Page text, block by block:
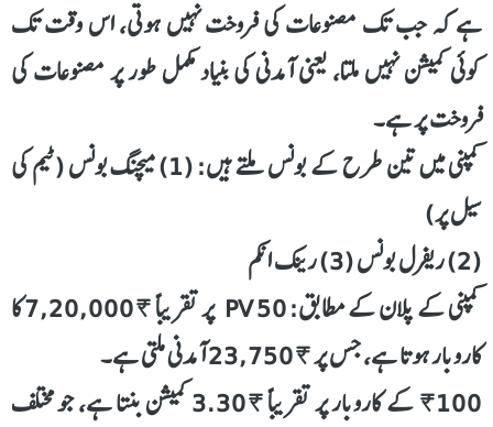
ہے کہ جب تک مصنوعات کی فروخت نہیں ہوتی، اس وقت تک
کوئی کمیشن نہیں ملتا، یعنی آمدنی کی بنیاد مکمل طور پر مصنوعات کی
فروخت پر ہے۔
کمپنی میں تین طرح کے بونس ملتے ہیں: (1) میچنگ بونس (ٹیم کی
سیل پر)
(2) ریفرل بونس (3) رینک انکم
کمپنی کے پلان کے مطابق: 50 PV پر تقریباً ₹7,20,000 کا
کاروبار ہوتا ہے، جس پر ₹23,750 آمدنی ملتی ہے۔
₹100 کے کاروبار پر تقریباً ₹3.30 کمیشن بنتا ہے، جو مختلف